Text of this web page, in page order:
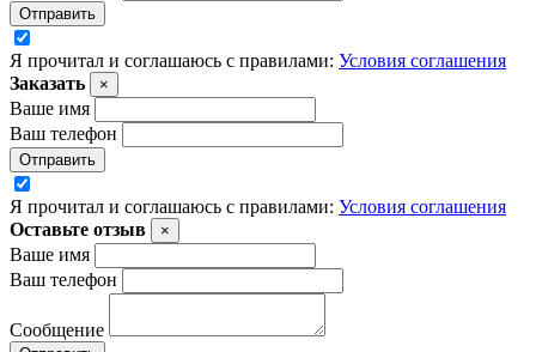
Отправить
Я прочитал и соглашаюсь с правилами: Условия соглашения
Заказать
×
Ваше имя
Ваш телефон
Отправить
Я прочитал и соглашаюсь с правилами: Условия соглашения
Оставьте отзыв
×
Ваше имя
Ваш телефон
Сообщение